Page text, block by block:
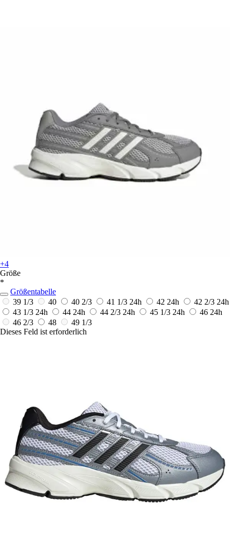
+4
Größe
*
Größentabelle
39 1/3
40 40 2/3 41 1/3 24h 42 24h 42 2/3 24h
43 1/3 24h 44 24h 44 2/3 24h 45 1/3 24h 46 24h
46 2/3
48
49 1/3
Dieses Feld ist erforderlich